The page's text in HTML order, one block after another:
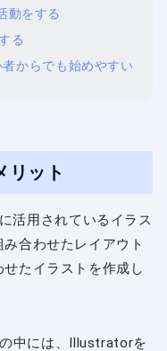
動をする
る
からでも始めやすい
ット
活用されているイラス
合わせたレイアウト
たイラストを作成し
中には、Illustratorを